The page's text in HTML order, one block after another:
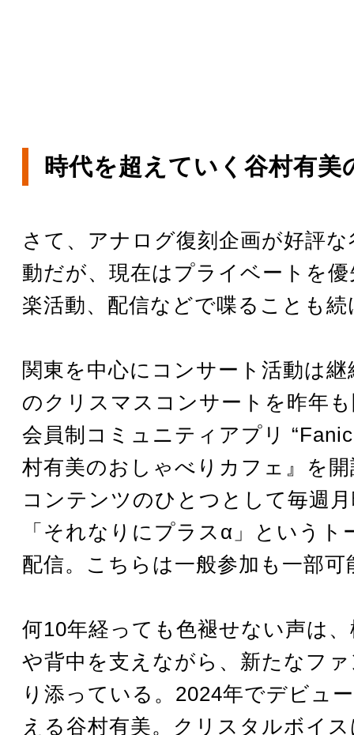
時代を超えていく谷村有美
さて、アナログ復刻企画が好評
動だが、現在はプライベートを
楽活動、配信などで喋ることも
関東を中心にコンサート活動は継
のクリスマスコンサートを昨年
会員制コミュニティアプリ
村有美のおしゃべりカフェ』を
コンテンツのひとつとして毎週
「それなりにプラスα」というト
配信。こちらは一般参加も一部可
何10年経っても色褪せない声は
や背中を支えながら、新たなフ
り添っている。2024年でデビュ
える谷村有美。クリスタルボイ